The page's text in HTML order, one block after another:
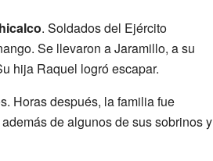
. Soldados del Ejército
Se llevaron a Jaramillo, a su
hija Raquel logró escapar.
Horas después, la familia fue
de algunos de sus sobrinos y